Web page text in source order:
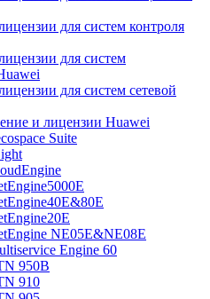
для систем контроля
для систем
для систем сетевой
и лицензии Huawei
Suite
NE05E&NE08E
Engine 60
950B
910